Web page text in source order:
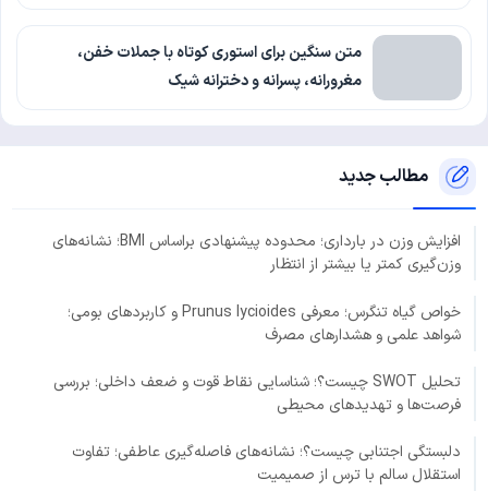
متن سنگین برای استوری کوتاه با جملات خفن،
مغرورانه، پسرانه و دخترانه شیک
مطالب جدید
افزایش وزن در بارداری؛ محدوده پیشنهادی براساس BMI؛ نشانه‌های
وزن‌گیری کمتر یا بیشتر از انتظار
خواص گیاه تنگرس؛ معرفی Prunus lycioides و کاربردهای بومی؛
شواهد علمی و هشدارهای مصرف
تحلیل SWOT چیست؟؛ شناسایی نقاط قوت و ضعف داخلی؛ بررسی
فرصت‌ها و تهدیدهای محیطی
دلبستگی اجتنابی چیست؟؛ نشانه‌های فاصله‌گیری عاطفی؛ تفاوت
استقلال سالم با ترس از صمیمیت